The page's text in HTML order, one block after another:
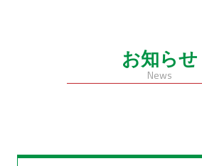
お知らせ
News